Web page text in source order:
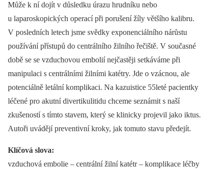
Může k ní dojít v důsledku úrazu hrudníku nebo
u laparoskopických operací při porušení žíly většího kalibru.
V posledních letech jsme svědky exponenciálního nárůstu
používání přístupů do centrálního žilního řečiště. V současné
době se se vzduchovou embolií nejčastěji setkáváme při
manipulaci s centrálními žilními katétry. Jde o vzácnou, ale
potenciálně letální komplikaci. Na kazuistice 55leté pa­cientky
léčené pro akutní divertikulitidu chceme seznámit s naší
zkušeností s tímto stavem, který se klinicky projevil jako iktus.
Autoři uvádějí preventivní kroky, jak tomuto stavu předejít.
Klíčová slova:
vzduchová embolie –⁠ centrální žilní katétr –⁠ komplikace léčby